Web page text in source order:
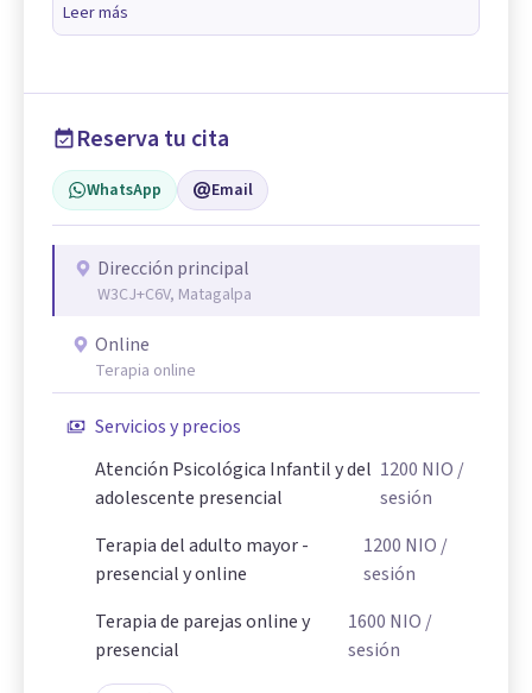
Leer más
Reserva tu cita
WhatsApp Email
Dirección principal
W3CJ+C6V, Matagalpa
Online
Terapia online
Servicios y precios
Atención Psicológica Infantil y del
adolescente presencial
1200 NIO /
sesión
Terapia del adulto mayor -
presencial y online
1200 NIO /
sesión
Terapia de parejas online y
presencial
1600 NIO /
sesión